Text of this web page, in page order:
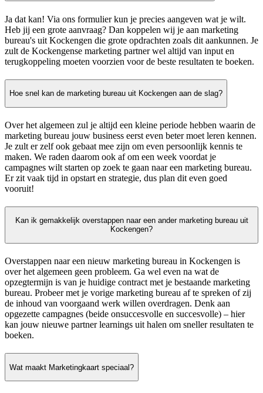
Ja dat kan! Via ons formulier kun je precies aangeven wat je wilt.
Heb jij een grote aanvraag? Dan koppelen wij je aan marketing
bureau's uit Kockengen die grote opdrachten zoals dit aankunnen. Je
zult de Kockengense marketing partner wel altijd van input en
terugkoppeling moeten voorzien voor de beste resultaten te boeken.
Hoe snel kan de marketing bureau uit Kockengen aan de slag?
Over het algemeen zul je altijd een kleine periode hebben waarin de
marketing bureau jouw business eerst even beter moet leren kennen.
Je zult er zelf ook gebaat mee zijn om even persoonlijk kennis te
maken. We raden daarom ook af om een week voordat je
campagnes wilt starten op zoek te gaan naar een marketing bureau.
Er zit vaak tijd in opstart en strategie, dus plan dit even goed
vooruit!
Kan ik gemakkelijk overstappen naar een ander marketing bureau uit
Kockengen?
Overstappen naar een nieuw marketing bureau in Kockengen is
over het algemeen geen probleem. Ga wel even na wat de
opzegtermijn is van je huidige contract met je bestaande marketing
bureau. Probeer met je vorige marketing bureau af te spreken of zij
de inhoud van voorgaand werk willen overdragen. Denk aan
opgezette campagnes (beide onsuccesvolle en succesvolle) – hier
kan jouw nieuwe partner learnings uit halen om sneller resultaten te
boeken.
Wat maakt Marketingkaart speciaal?